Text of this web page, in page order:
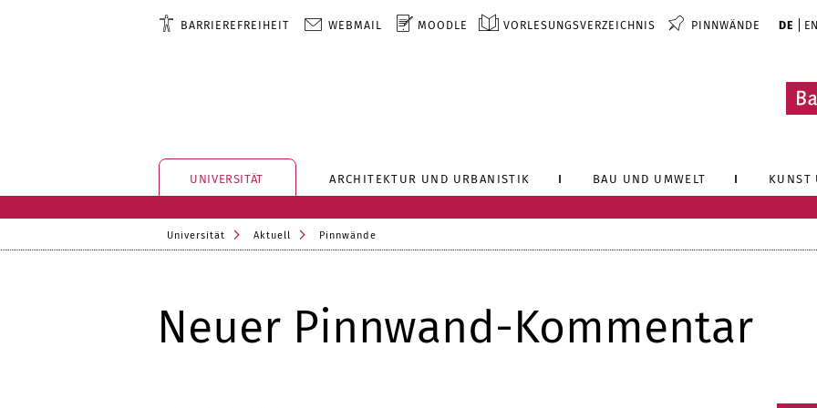
BARRIEREFREIHEIT WEBMAIL MOODLE VORLESUNGSVERZEICHNIS PINNWÄNDE DE EN
UNIVERSITÄT ARCHITEKTUR UND URBANISTIK BAU UND UMWELT KUNST
Universität Aktuell Pinnwände
Neuer Pinnwand-Kommentar